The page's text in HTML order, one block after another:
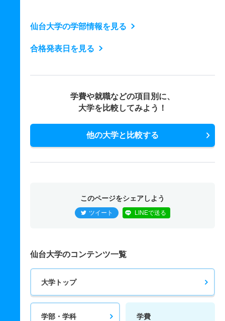
仙台大学の学部情報を見る
合格発表日を見る
学費や就職などの項目別に、
大学を比較してみよう！
他の大学と比較する
このページをシェアしよう
ツイート LINEで送る
仙台大学のコンテンツ一覧
大学トップ
学部・学科 学費